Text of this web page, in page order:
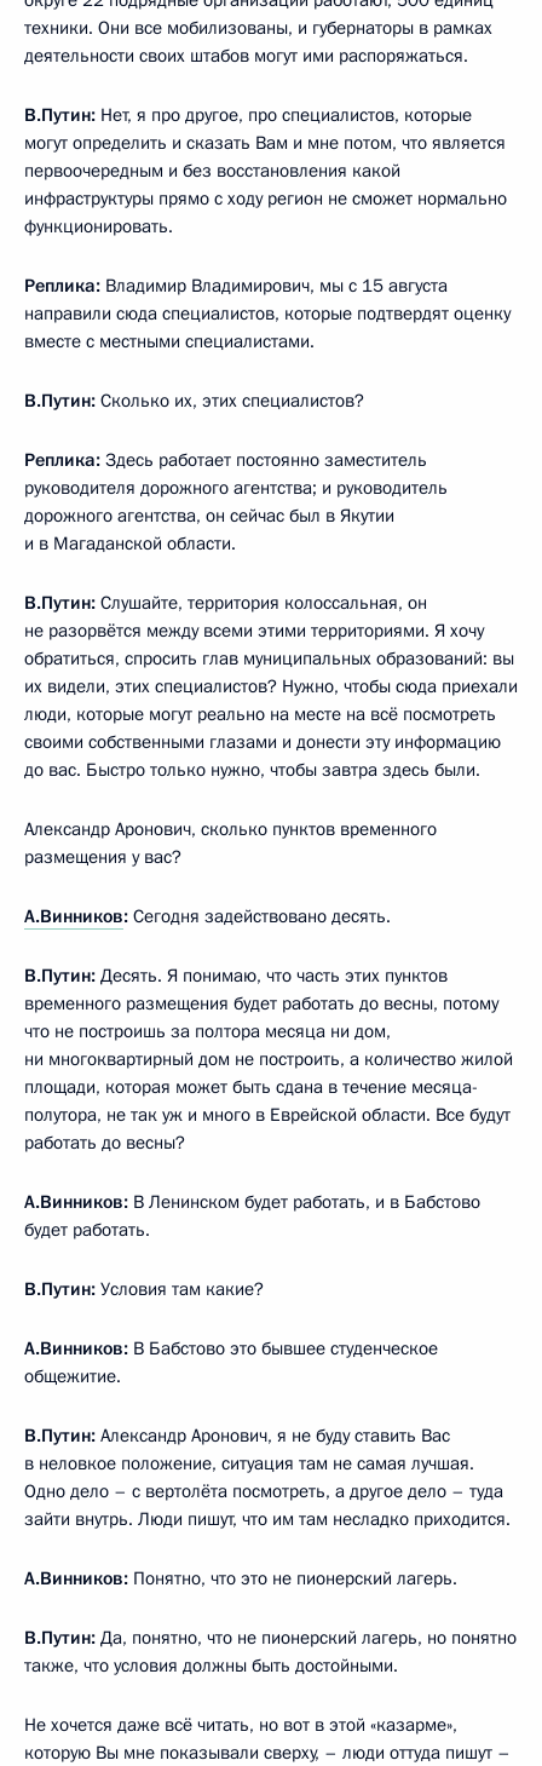
техники. Они все мобилизованы, и губернаторы в рамках
деятельности своих штабов могут ими распоряжаться.
В.Путин: Нет, я про другое, про специалистов, которые
могут определить и сказать Вам и мне потом, что является
первоочередным и без восстановления какой
инфраструктуры прямо с ходу регион не сможет нормально
функционировать.
Реплика: Владимир Владимирович, мы с 15 августа
направили сюда специалистов, которые подтвердят оценку
вместе с местными специалистами.
В.Путин: Сколько их, этих специалистов?
Реплика: Здесь работает постоянно заместитель
руководителя дорожного агентства; и руководитель
дорожного агентства, он сейчас был в Якутии
и в Магаданской области.
В.Путин: Слушайте, территория колоссальная, он
не разорвётся между всеми этими территориями. Я хочу
обратиться, спросить глав муниципальных образований: вы
их видели, этих специалистов? Нужно, чтобы сюда приехали
люди, которые могут реально на месте на всё посмотреть
своими собственными глазами и донести эту информацию
до вас. Быстро только нужно, чтобы завтра здесь были.
Александр Аронович, сколько пунктов временного
размещения у вас?
А.Винников: Сегодня задействовано десять.
В.Путин: Десять. Я понимаю, что часть этих пунктов
временного размещения будет работать до весны, потому
что не построишь за полтора месяца ни дом,
ни многоквартирный дом не построить, а количество жилой
площади, которая может быть сдана в течение месяца-
полутора, не так уж и много в Еврейской области. Все будут
работать до весны?
А.Винников: В Ленинском будет работать, и в Бабстово
будет работать.
В.Путин: Условия там какие?
А.Винников: В Бабстово это бывшее студенческое
общежитие.
В.Путин: Александр Аронович, я не буду ставить Вас
в неловкое положение, ситуация там не самая лучшая.
Одно дело – с вертолёта посмотреть, а другое дело – туда
зайти внутрь. Люди пишут, что им там несладко приходится.
А.Винников: Понятно, что это не пионерский лагерь.
В.Путин: Да, понятно, что не пионерский лагерь, но понятно
также, что условия должны быть достойными.
Не хочется даже всё читать, но вот в этой «казарме»,
которую Вы мне показывали сверху, – люди оттуда пишут –